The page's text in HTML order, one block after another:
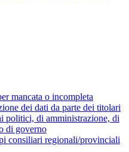
mancata o incompleta
dei dati da parte dei titolari
politici, di amministrazione, di
di governo
consiliari regionali/provinciali